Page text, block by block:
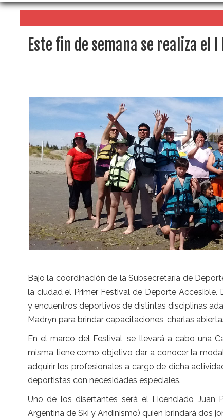
Este fin de semana se realiza el
Bajo la coordinación de la Subsecretaría de
la ciudad el Primer Festival de Deporte Accesible.
y encuentros deportivos de distintas disciplinas
Madryn para brindar capacitaciones, charlas
En el marco del Festival, se llevará a cabo una
misma tiene como objetivo dar a conocer la
adquirir los profesionales a cargo de dicha
deportistas con necesidades especiales.
Uno de los disertantes será el Licenciado Juan
Argentina de Ski y Andinismo) quien brindará dos